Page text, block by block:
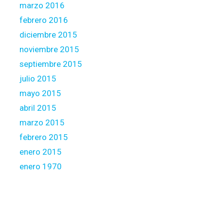
marzo 2016
febrero 2016
diciembre 2015
noviembre 2015
septiembre 2015
julio 2015
mayo 2015
abril 2015
marzo 2015
febrero 2015
enero 2015
enero 1970